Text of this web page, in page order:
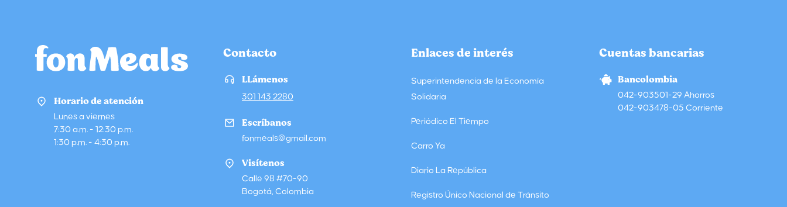
Horario de atención
Lunes a viernes
7:30 a.m. - 12:30 p.m.
1:30 p.m. - 4:30 p.m.
Contacto
LLámenos
301 143 2280
Escríbanos
fonmeals@gmail.com
Visítenos
Calle 98 #70-90
Bogotá, Colombia
Enlaces de interés
Superintendencia de la Economía
Solidaria
Periódico El Tiempo
Carro Ya
Diario La República
Registro Único Nacional de Tránsito
Cuentas bancarias
Bancolombia
042-903501-29 Ahorros
042-903478-05 Corriente